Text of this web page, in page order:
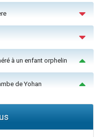
à un enfant orphelin
de Yohan